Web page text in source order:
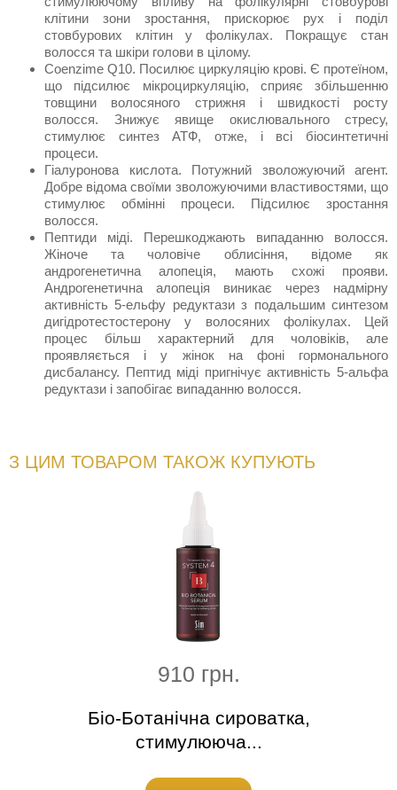
клітини зони зростання, прискорює рух і поділ
стовбурових клітин у фолікулах. Покращує стан
волосся та шкіри голови в цілому.
Coenzime Q10. Посилює циркуляцію крові. Є протеїном,
що підсилює мікроциркуляцію, сприяє збільшенню
товщини волосяного стрижня і швидкості росту
волосся. Знижує явище окислювального стресу,
стимулює синтез АТФ, отже, і всі біосинтетичні
процеси.
Гіалуронова кислота. Потужний зволожуючий агент.
Добре відома своїми зволожуючими властивостями, що
стимулює обмінні процеси. Підсилює зростання
волосся.
Пептиди міді. Перешкоджають випаданню волосся.
Жіноче та чоловіче облисіння, відоме як
андрогенетична алопеція, мають схожі прояви.
Андрогенетична алопеція виникає через надмірну
активність 5-ельфу редуктази з подальшим синтезом
дигідротестостерону у волосяних фолікулах. Цей
процес більш характерний для чоловіків, але
проявляється і у жінок на фоні гормонального
дисбалансу. Пептид міді пригнічує активність 5-альфа
редуктази і запобігає випаданню волосся.
З ЦИМ ТОВАРОМ ТАКОЖ КУПУЮТЬ
910 грн.
Біо-Ботанічна сироватка,
стимулююча...